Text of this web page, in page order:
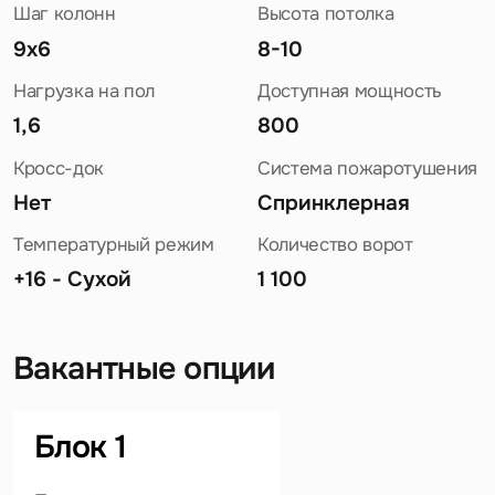
Шаг колонн
9х6
Высота потолка
8-10
Нагрузка на пол
1,6
Доступная мощность
800
Кросс-док
Нет
Система пожаротушения
Спринклерная
Температурный режим
+16 - Сухой
Количество ворот
1 100
Вакантные опции
Блок 1
Задайте свой вопрос